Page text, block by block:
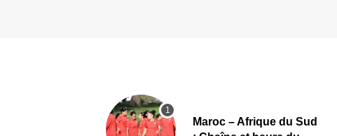
Maroc – Afrique du Sud